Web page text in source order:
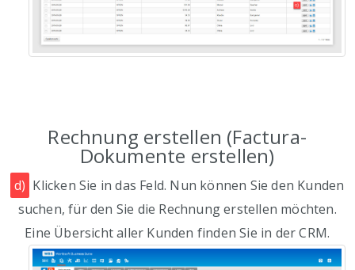
Rechnung erstellen (Factura-
Dokumente erstellen)
d) Klicken Sie in das Feld. Nun können Sie den Kunden
suchen, für den Sie die Rechnung erstellen möchten.
Eine Übersicht aller Kunden finden Sie in der CRM.